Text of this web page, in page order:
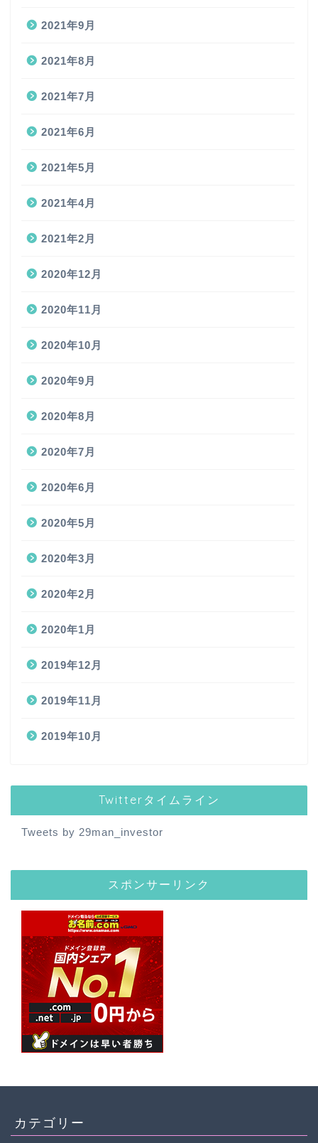
2021年9月
2021年8月
2021年7月
2021年6月
2021年5月
2021年4月
2021年2月
2020年12月
2020年11月
2020年10月
2020年9月
2020年8月
2020年7月
2020年6月
2020年5月
2020年3月
2020年2月
2020年1月
2019年12月
2019年11月
2019年10月
Twitterタイムライン
Tweets by 29man_investor
スポンサーリンク
カテゴリー